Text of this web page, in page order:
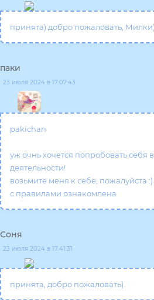
принята) добро пожаловать, Милки)
паки
23 июля 2024 в 17:07:43
pakichan
уж очнь хочется попробовать себя
деятельности!
возьмите меня к себе, пожалуйста :)
с правилами ознакомлена
Соня
23 июля 2024 в 17:41:31
принята, добро пожаловать)